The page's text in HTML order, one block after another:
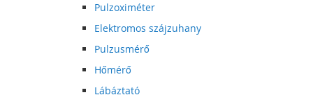
Pulzoximéter
Elektromos szájzuhany
Pulzusmérő
Hőmérő
Lábáztató